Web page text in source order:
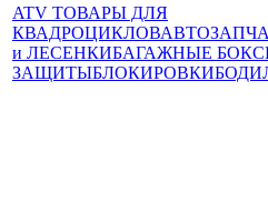
ATV ТОВАРЫ ДЛЯ
КВАДРОЦИКЛОВ
и ЛЕСЕНКИБАГАЖНЫЕ
ЗАЩИТЫБЛОКИРОВКИ